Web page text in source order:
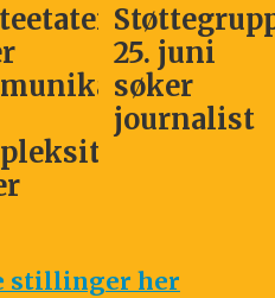
25. juni
søker
journalist
stillinger her